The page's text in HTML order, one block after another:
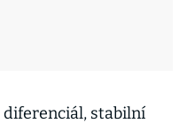
diferenciál, stabilní